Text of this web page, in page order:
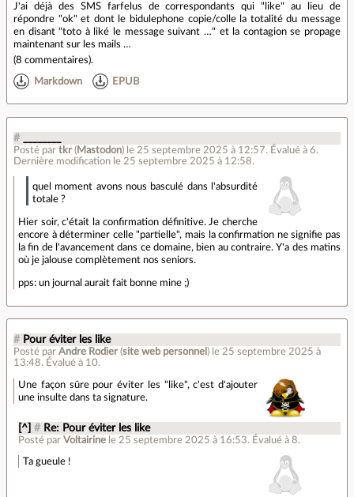
J'ai déjà des SMS farfelus de correspondants qui "like" au lieu de
répondre "ok" et dont le bidulephone copie/colle la totalité du message
en disant "toto à liké le message suivant …" et la contagion se propage
maintenant sur les mails …
(8 commentaires).
Markdown EPUB
#
Posté par tkr ( Mastodon) le 25 septembre 2025 à 12:57. Évalué à 6.
Dernière modification le 25 septembre 2025 à 12:58.
quel moment avons nous basculé dans l'absurdité
totale ?
Hier soir, c'était la confirmation définitive. Je cherche
encore à déterminer celle "partielle", mais la confirmation ne signifie pas
la fin de l'avancement dans ce domaine, bien au contraire. Y'a des matins
où je jalouse complètement nos seniors.
pps: un journal aurait fait bonne mine ;)
# Pour éviter les like
Posté par Andre Rodier (site web personnel ) le 25 septembre 2025 à
13:48. Évalué à 10.
Une façon sûre pour éviter les "like", c'est d'ajouter
une insulte dans ta signature.
[^] # Re: Pour éviter les like
Posté parVoltairine le 25 septembre 2025 à 16:53. Évalué à8.
Ta gueule !